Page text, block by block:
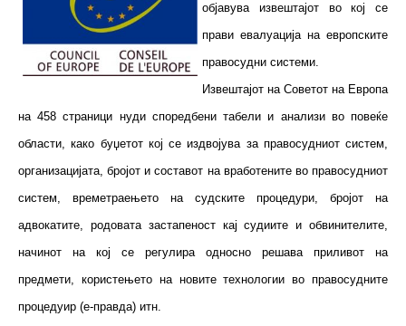
објавува извештајот во кој се
прави евалуација на европските
правосудни системи.
Извештајот на Советот на Европа
на 458 страници нуди споредбени табели и анализи во повеќе
области, како буџетот кој се издвојува за правосудниот систем,
организацијата, бројот и составот на вработените во правосудниот
систем, времетраењето на судските процедури, бројот на
адвокатите, родовата застапеност кај судиите и обвинителите,
начинот на кој се регулира односно решава приливот на
предмети, користењето на новите технологии во правосудните
процедуир (е-правда) итн.